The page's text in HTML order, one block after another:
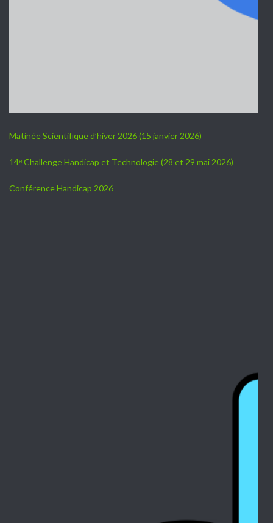
Matinée Scientifique d’hiver 2026 (15 janvier 2026)
14ᵉ Challenge Handicap et Technologie (28 et 29 mai 2026)
Conférence Handicap 2026